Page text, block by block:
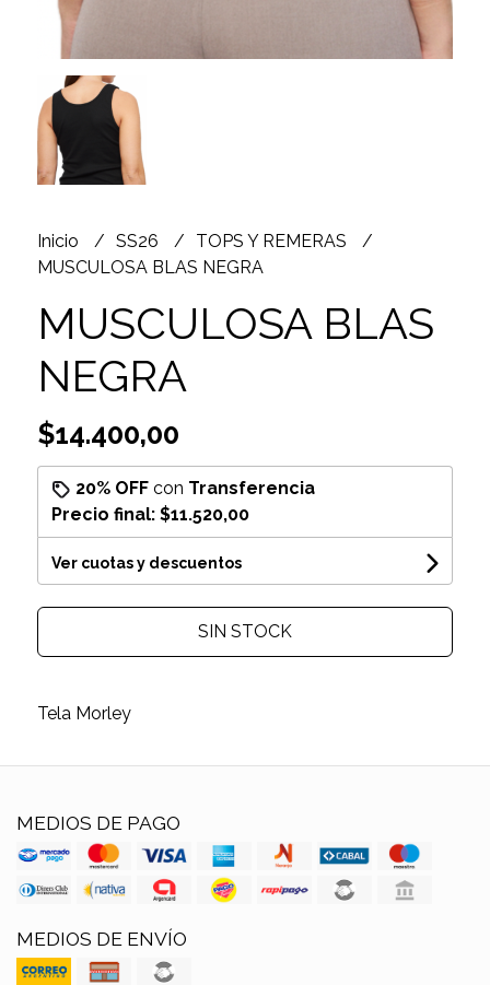
Inicio SS26
TOPS Y REMERAS
MUSCULOSA BLAS NEGRA
MUSCULOSA BLAS
NEGRA
$14.400,00
20% OFFcon Transferencia
Precio final: $11.520,00
Ver cuotas y descuentos
SIN STOCK
Tela Morley
MEDIOS DE PAGO
MEDIOS DE ENVÍO